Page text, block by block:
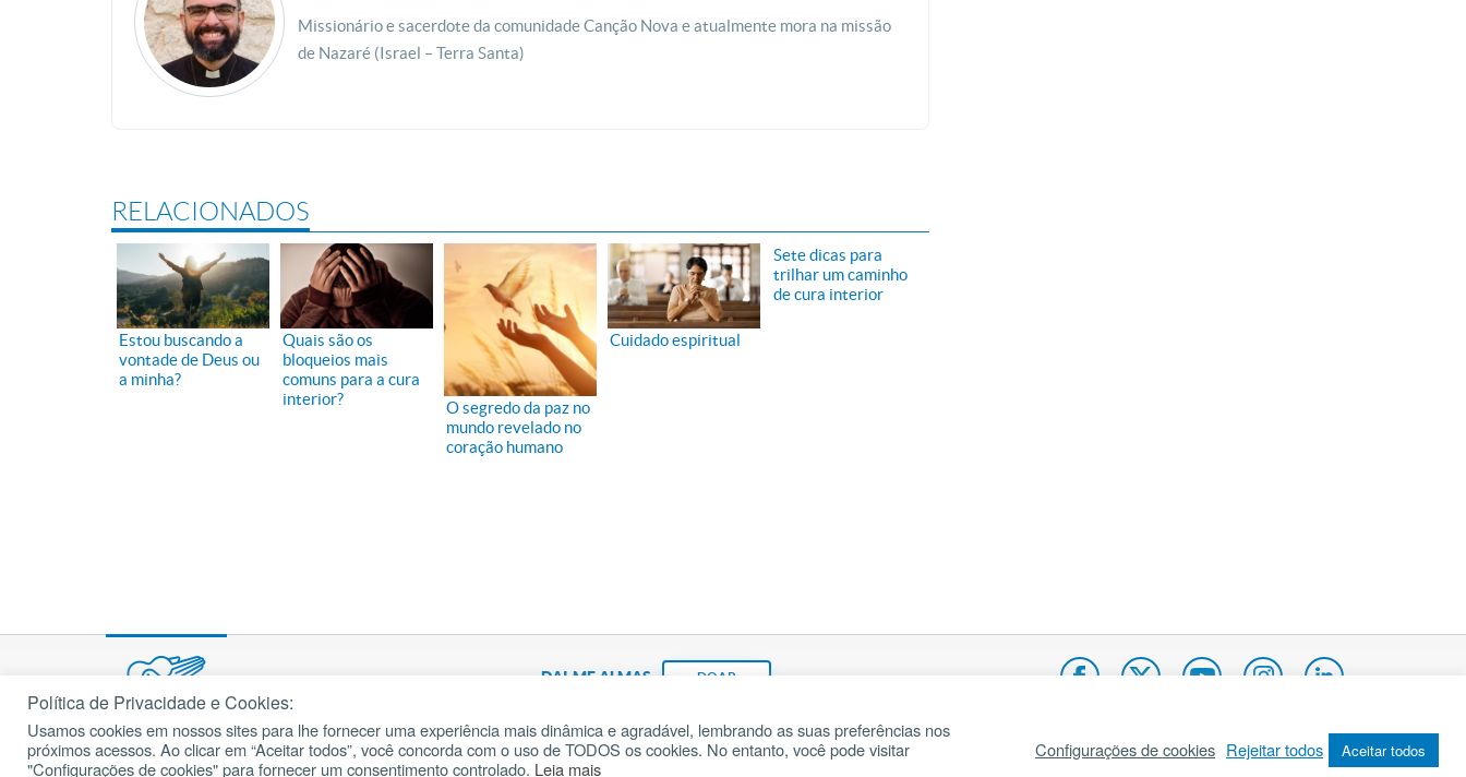
Missionário e sacerdote da comunidade Canção Nova e atualmente mora na missão
de Nazaré (Israel – Terra Santa)
RELACIONADOS
Estou buscando a
vontade de Deus ou
a minha?
Quais são os
bloqueios mais
comuns para a cura
interior?
O segredo da paz no
mundo revelado no
coração humano
Cuidado espiritual
Sete dicas para
trilhar um caminho
de cura interior
DAI-ME ALMAS DOAR
Fundação João Paulo II Pedido de Oração Mapa do site Internacional
cancaonova.com© 2002 – 2026
Todos os direitos reservados.
Política de Privacidade e Cookies:
Usamos cookies em nossos sites para lhe fornecer uma experiência mais dinâmica e agradável, lembrando as suas preferências nos
próximos acessos. Ao clicar em “Aceitar todos”, você concorda com o uso de TODOS os cookies. No entanto, você pode visitar
"Configurações de cookies" para fornecer um consentimento controlado. Leia mais
Configurações de cookies Rejeitar todos Aceitar todos